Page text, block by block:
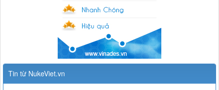
Tin từ NukeViet.vn